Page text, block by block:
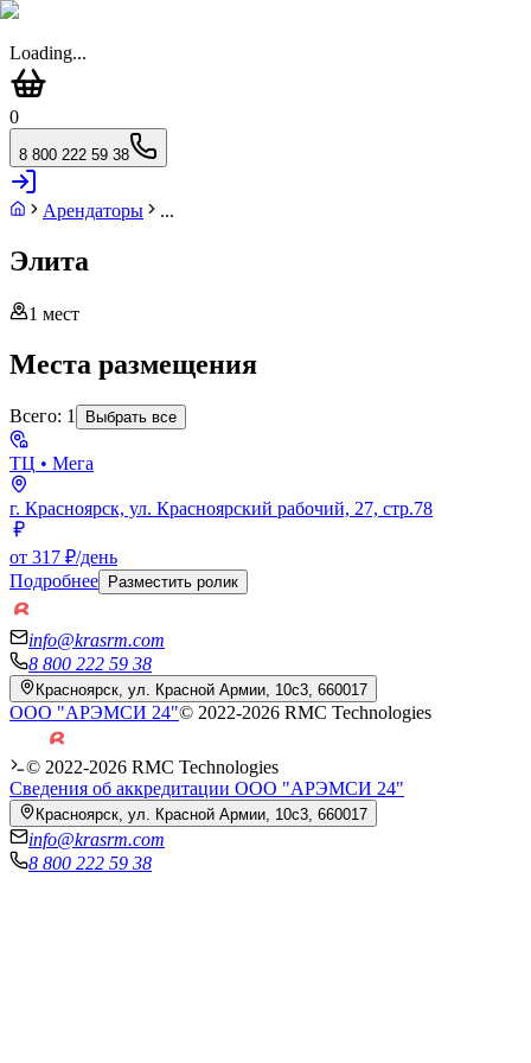
Loading...
0
8 800 222 59 38
Арендаторы ...
Элита
1 мест
Места размещения
Всего: 1 Выбрать все
ТЦ • Мега
г. Красноярск, ул. Красноярский рабочий, 27, стр.78
от 317 ₽/день
Подробнее Разместить ролик
info@krasrm.com
8 800 222 59 38
Красноярск, ул. Красной Армии, 10с3, 660017
ООО "АРЭМСИ 24"© 2022-2026 RMC Technologies
© 2022-2026 RMC Technologies
Сведения об аккредитации ООО "АРЭМСИ 24"
Красноярск, ул. Красной Армии, 10с3, 660017
info@krasrm.com
8 800 222 59 38